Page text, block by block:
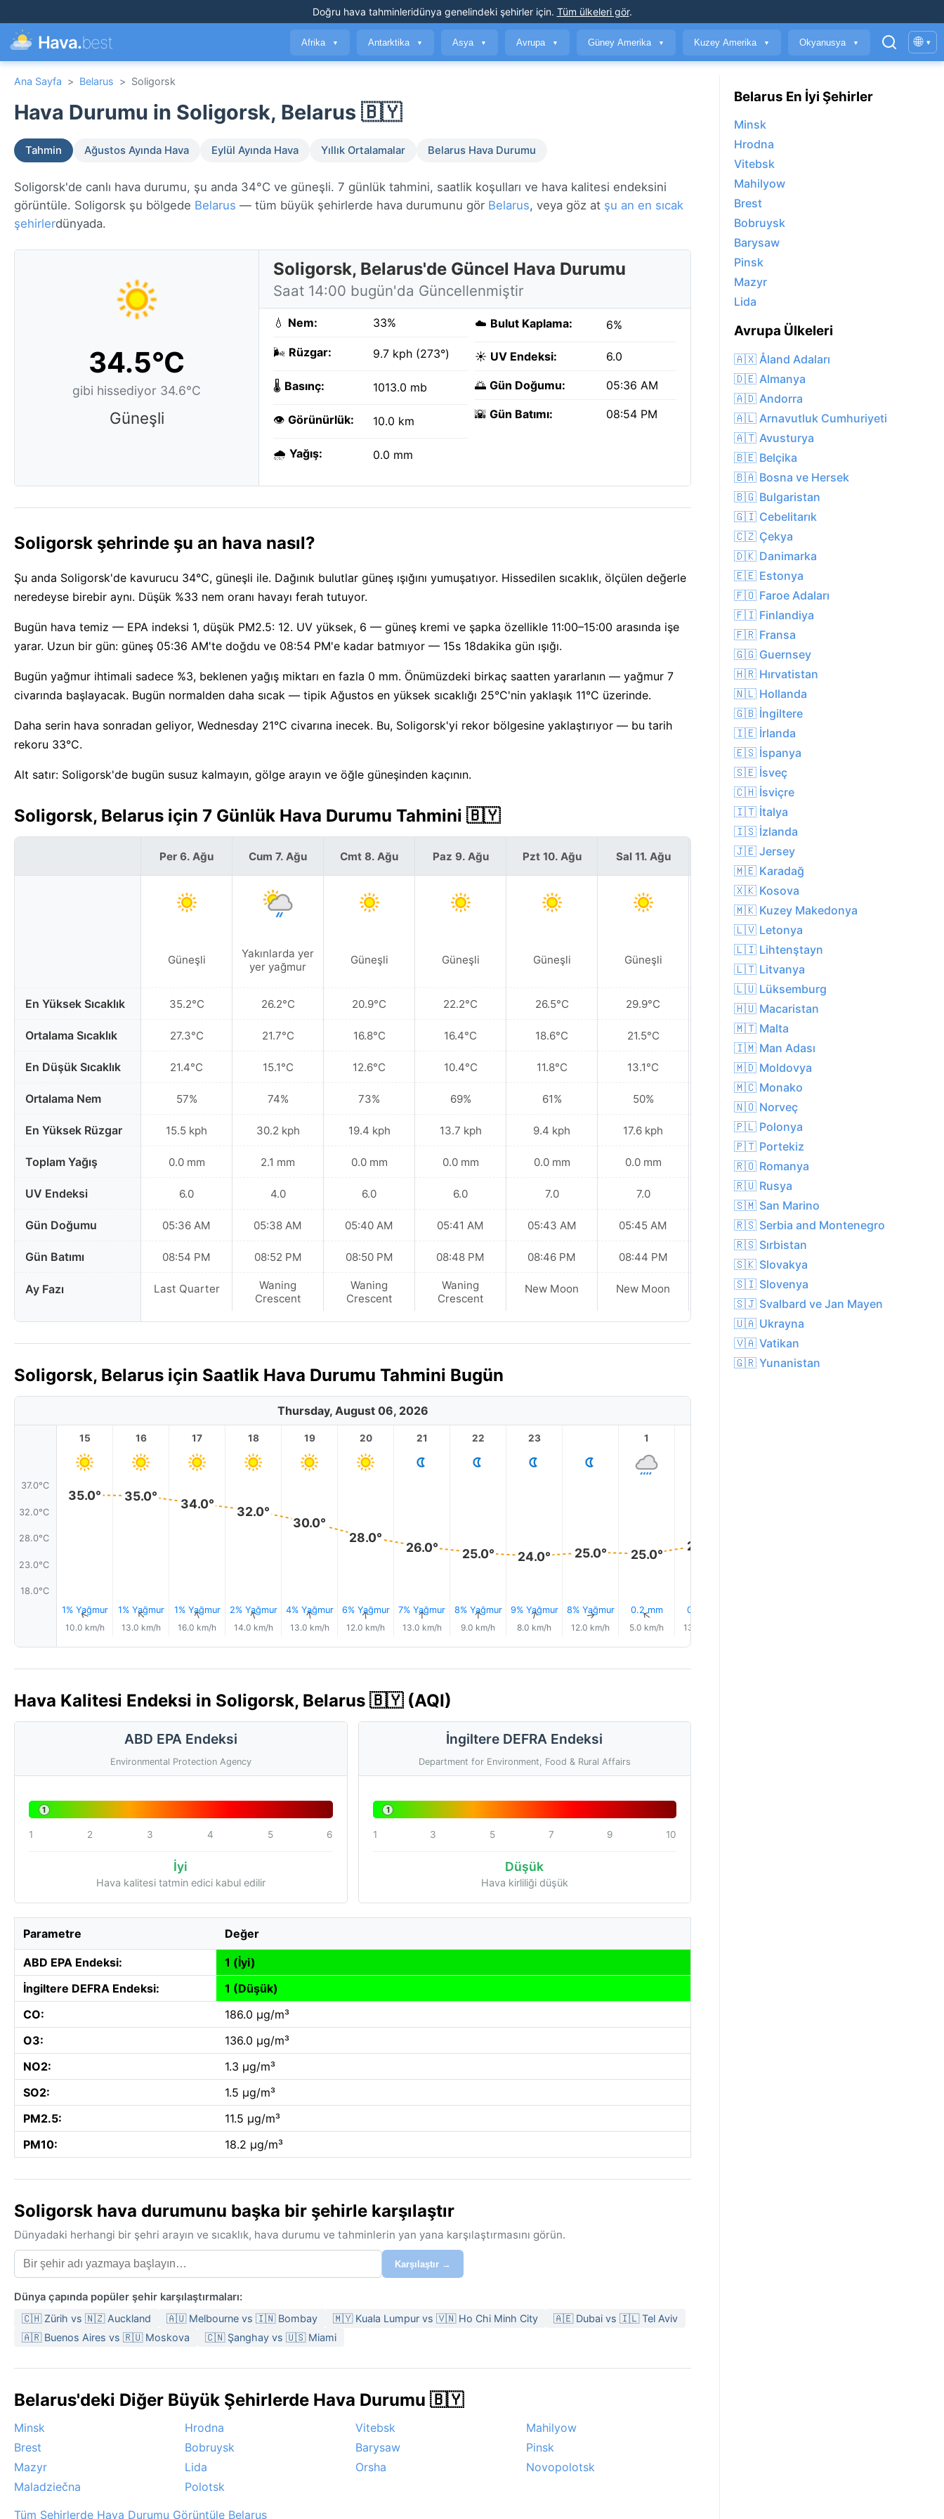
Doğru hava tahminleridünya genelindeki şehirler için. Tüm ülkeleri gör.
Hava.best Afrika ▼ Antarktika ▼ Asya ▼ Avrupa ▼ Güney Amerika ▼ Kuzey Amerika ▼ Okyanusya ▼ 🌐 ▾
Ana Sayfa > Belarus > Soligorsk
Hava Durumu in Soligorsk, Belarus 🇧🇾
Tahmin Ağustos Ayında Hava Eylül Ayında Hava Yıllık Ortalamalar Belarus Hava Durumu
Soligorsk'de canlı hava durumu, şu anda 34°C ve güneşli. 7 günlük tahmini, saatlik koşulları ve hava kalitesi endeksini
görüntüle. Soligorsk şu bölgede Belarus — tüm büyük şehirlerde hava durumunu gör Belarus, veya göz at şu an en sıcak
şehirlerdünyada.
34.5°C
gibi hissediyor 34.6°C
Güneşli
Soligorsk, Belarus'de Güncel Hava Durumu
Saat 14:00 bugün'da Güncellenmiştir
💧 Nem: 33%
🌬️ Rüzgar: 9.7 kph (273°)
🌡️ Basınç: 1013.0 mb
👁️ Görünürlük: 10.0 km
🌧️ Yağış: 0.0 mm
☁️ Bulut Kaplama: 6%
☀️ UV Endeksi: 6.0
🌅 Gün Doğumu: 05:36 AM
🌇 Gün Batımı: 08:54 PM
Soligorsk şehrinde şu an hava nasıl?
Şu anda Soligorsk'de kavurucu 34°C, güneşli ile. Dağınık bulutlar güneş ışığını yumuşatıyor. Hissedilen sıcaklık, ölçülen değerle
neredeyse birebir aynı. Düşük %33 nem oranı havayı ferah tutuyor.
Bugün hava temiz — EPA indeksi 1, düşük PM2.5: 12. UV yüksek, 6 — güneş kremi ve şapka özellikle 11:00–15:00 arasında işe
yarar. Uzun bir gün: güneş 05:36 AM'te doğdu ve 08:54 PM'e kadar batmıyor — 15s 18dakika gün ışığı.
Bugün yağmur ihtimali sadece %3, beklenen yağış miktarı en fazla 0 mm. Önümüzdeki birkaç saatten yararlanın — yağmur 7
civarında başlayacak. Bugün normalden daha sıcak — tipik Ağustos en yüksek sıcaklığı 25°C'nin yaklaşık 11°C üzerinde.
Daha serin hava sonradan geliyor, Wednesday 21°C civarına inecek. Bu, Soligorsk'yi rekor bölgesine yaklaştırıyor — bu tarih
rekoru 33°C.
Alt satır: Soligorsk'de bugün susuz kalmayın, gölge arayın ve öğle güneşinden kaçının.
Soligorsk, Belarus için 7 Günlük Hava Durumu Tahmini 🇧🇾
En Yüksek Sıcaklık
Ortalama Sıcaklık
En Düşük Sıcaklık
Ortalama Nem
En Yüksek Rüzgar
Toplam Yağış
UV Endeksi
Gün Doğumu
Gün Batımı
Ay Fazı
Per 6. Ağu
Güneşli
35.2°C
27.3°C
21.4°C
57%
15.5 kph
0.0 mm
6.0
05:36 AM
08:54 PM
Last Quarter
Cum 7. Ağu
Yakınlarda yer
yer yağmur
26.2°C
21.7°C
15.1°C
74%
30.2 kph
2.1 mm
4.0
05:38 AM
08:52 PM
Waning
Crescent
Cmt 8. Ağu
Güneşli
20.9°C
16.8°C
12.6°C
73%
19.4 kph
0.0 mm
6.0
05:40 AM
08:50 PM
Waning
Crescent
Paz 9. Ağu
Güneşli
22.2°C
16.4°C
10.4°C
69%
13.7 kph
0.0 mm
6.0
05:41 AM
08:48 PM
Waning
Crescent
Pzt 10. Ağu
Güneşli
26.5°C
18.6°C
11.8°C
61%
9.4 kph
0.0 mm
7.0
05:43 AM
08:46 PM
New Moon
Sal 11. Ağu
Güneşli
29.9°C
21.5°C
13.1°C
50%
17.6 kph
0.0 mm
7.0
05:45 AM
08:44 PM
New Moon
Çar 12. Ağu
20.8°C
17.4°C
12.0°C
64%
27.0 kph
0.1 mm
6.0
05:46 AM
08:42 PM
New Moon
Soligorsk, Belarus için Saatlik Hava Durumu Tahmini Bugün
Thursday, August 06, 2026
37.0°C
32.0°C
28.0°C
23.0°C
18.0°C
15
35.0°
1% Yağmur
↑
10.0 km/h
16
35.0°
1% Yağmur
↑
13.0 km/h
17
34.0°
1% Yağmur
↑
16.0 km/h
18
32.0°
2% Yağmur
↑
14.0 km/h
19
30.0°
4% Yağmur
↑
13.0 km/h
20
28.0°
6% Yağmur
↑
12.0 km/h
21
26.0°
7% Yağmur
↑
13.0 km/h
22
25.0°
8% Yağmur
↑
9.0 km/h
23
24.0°
9% Yağmur
↑
8.0 km/h
25.0°
8% Yağmur
↑
12.0 km/h
1
25.0°
0.2 mm
↑
5.0 km/h
26.0°
0.0 mm
13.0 km/h
Hava Kalitesi Endeksi in Soligorsk, Belarus 🇧🇾 (AQI)
ABD EPA Endeksi
Environmental Protection Agency
1
1 2 3 4 5 6
İyi
Hava kalitesi tatmin edici kabul edilir
İngiltere DEFRA Endeksi
Department for Environment, Food & Rural Affairs
1
1 3 5 7 9 10
Düşük
Hava kirliliği düşük
Parametre Değer
ABD EPA Endeksi:
1 (İyi)
İngiltere DEFRA Endeksi:
1 (Düşük)
CO:
186.0 µg/m³
O3:
136.0 µg/m³
NO2:
1.3 µg/m³
SO2:
1.5 µg/m³
PM2.5:
11.5 µg/m³
PM10:
18.2 µg/m³
Soligorsk hava durumunu başka bir şehirle karşılaştır
Dünyadaki herhangi bir şehri arayın ve sıcaklık, hava durumu ve tahminlerin yan yana karşılaştırmasını görün.
Karşılaştır →
Dünya çapında popüler şehir karşılaştırmaları:
🇨🇭 Zürih vs 🇳🇿 Auckland 🇦🇺 Melbourne vs 🇮🇳 Bombay 🇲🇾 Kuala Lumpur vs 🇻🇳 Ho Chi Minh City
🇦🇪 Dubai vs 🇮🇱 Tel Aviv
🇦🇷 Buenos Aires vs 🇷🇺 Moskova
🇨🇳 Şanghay vs 🇺🇸 Miami
Belarus'deki Diğer Büyük Şehirlerde Hava Durumu 🇧🇾
Minsk Hrodna Vitebsk
Mahilyow
Brest
Bobruysk Barysaw
Pinsk
Mazyr
Lida Orsha
Novopolotsk
Maladziečna
Polotsk
Tüm Şehirlerde Hava Durumu Görüntüle Belarus
Belarus En İyi Şehirler
Minsk
Hrodna
Vitebsk
Mahilyow
Brest
Bobruysk
Barysaw
Pinsk
Mazyr
Lida
Avrupa Ülkeleri
🇦🇽 Åland Adaları
🇩🇪 Almanya
🇦🇩 Andorra
🇦🇱 Arnavutluk Cumhuriyeti
🇦🇹 Avusturya
🇧🇪 Belçika
🇧🇦 Bosna ve Hersek
🇧🇬 Bulgaristan
🇬🇮 Cebelitarık
🇨🇿 Çekya
🇩🇰 Danimarka
🇪🇪 Estonya
🇫🇴 Faroe Adaları
🇫🇮 Finlandiya
🇫🇷 Fransa
🇬🇬 Guernsey
🇭🇷 Hırvatistan
🇳🇱 Hollanda
🇬🇧 İngiltere
🇮🇪 İrlanda
🇪🇸 İspanya
🇸🇪 İsveç
🇨🇭 İsviçre
🇮🇹 İtalya
🇮🇸 İzlanda
🇯🇪 Jersey
🇲🇪 Karadağ
🇽🇰 Kosova
🇲🇰 Kuzey Makedonya
🇱🇻 Letonya
🇱🇮 Lihtenştayn
🇱🇹 Litvanya
🇱🇺 Lüksemburg
🇭🇺 Macaristan
🇲🇹 Malta
🇮🇲 Man Adası
🇲🇩 Moldovya
🇲🇨 Monako
🇳🇴 Norveç
🇵🇱 Polonya
🇵🇹 Portekiz
🇷🇴 Romanya
🇷🇺 Rusya
🇸🇲 San Marino
🇷🇸 Serbia and Montenegro
🇷🇸 Sırbistan
🇸🇰 Slovakya
🇸🇮 Slovenya
🇸🇯 Svalbard ve Jan Mayen
🇺🇦 Ukrayna
🇻🇦 Vatikan
🇬🇷 Yunanistan